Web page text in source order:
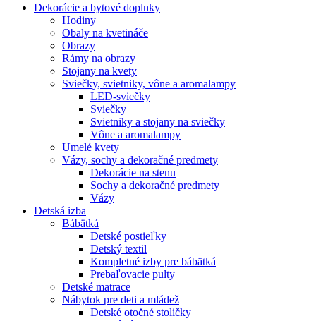
Dekorácie a bytové doplnky
Hodiny
Obaly na kvetináče
Obrazy
Rámy na obrazy
Stojany na kvety
Sviečky, svietniky, vône a aromalampy
LED-sviečky
Sviečky
Svietniky a stojany na sviečky
Vône a aromalampy
Umelé kvety
Vázy, sochy a dekoračné predmety
Dekorácie na stenu
Sochy a dekoračné predmety
Vázy
Detská izba
Bábätká
Detské postieľky
Detský textil
Kompletné izby pre bábätká
Prebaľovacie pulty
Detské matrace
Nábytok pre deti a mládež
Detské otočné stoličky